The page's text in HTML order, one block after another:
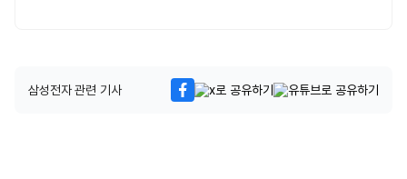
삼성전자 관련 기사